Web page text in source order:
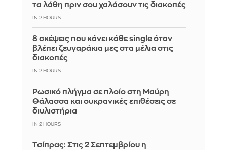
τα λάθη πριν σου χαλάσουν τις διακοπές
IN 2 HOURS
8 σκέψεις που κάνει κάθε single όταν
βλέπει ζευγαράκια μες στα μέλια στις
διακοπές
IN 2 HOURS
Ρωσικό πλήγμα σε πλοίο στη Μαύρη
Θάλασσα και ουκρανικές επιθέσεις σε
διυλιστήρια
IN 2 HOURS
Τσίπρας: Στις 2 Σεπτεμβρίου η